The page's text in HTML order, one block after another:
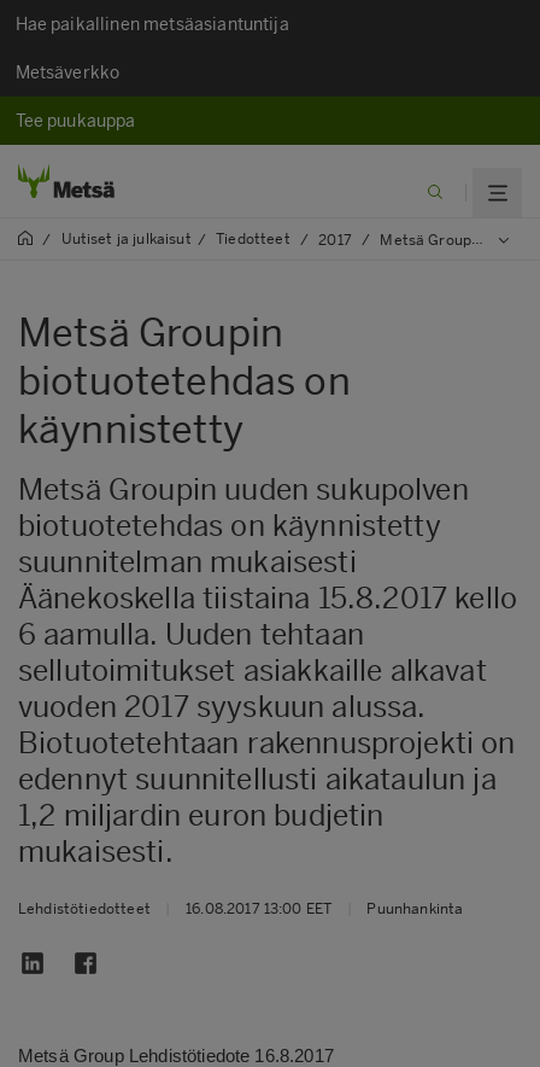
Hae paikallinen metsäasiantuntija
Metsäverkko
Tee puukauppa
/ Uutiset ja julkaisut​ / Tiedotteet / 2017 / Metsä Groupin biotuotetehdas on käynnistetty
Metsä Groupin
biotuotetehdas on
käynnistetty
Metsä Groupin uuden sukupolven
biotuotetehdas on käynnistetty
suunnitelman mukaisesti
Äänekoskella tiistaina 15.8.2017 kello
6 aamulla. Uuden tehtaan
sellutoimitukset asiakkaille alkavat
vuoden 2017 syyskuun alussa.
Biotuotetehtaan rakennusprojekti on
edennyt suunnitellusti aikataulun ja
1,2 miljardin euron budjetin
mukaisesti.
Lehdistötiedotteet 16.08.2017 13:00 EET Puunhankinta
Metsä Group Lehdistötiedote 16.8.2017